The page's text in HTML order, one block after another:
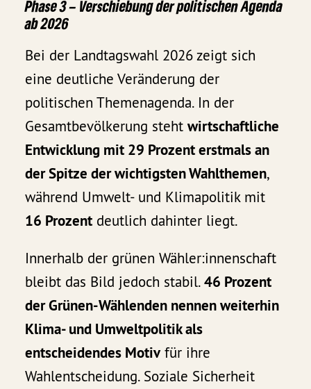
Phase 3 – Verschiebung der politischen Agenda
ab 2026
Bei der Landtagswahl 2026 zeigt sich
eine deutliche Veränderung der
politischen Themenagenda. In der
Gesamtbevölkerung stehtwirtschaftliche
Entwicklung mit 29 Prozent erstmals an
der Spitze der wichtigsten Wahlthemen,
während Umwelt- und Klimapolitik mit
16 Prozent deutlich dahinter liegt.
Innerhalb der grünen Wähler:innenschaft
bleibt das Bild jedoch stabil.46 Prozent
der Grünen-Wählenden nennen weiterhin
Klima- und Umweltpolitik als
entscheidendes Motivfür ihre
Wahlentscheidung. Soziale Sicherheit